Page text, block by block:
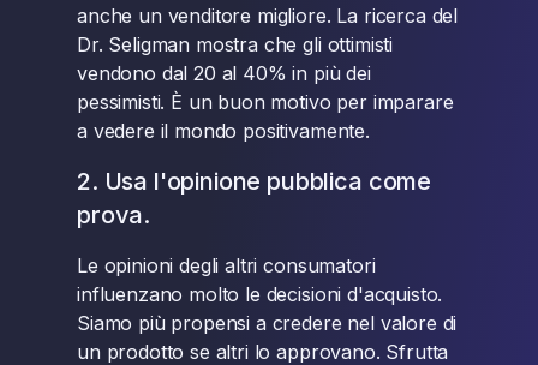
anche un venditore migliore. La ricerca del
Dr. Seligman mostra che gli ottimisti
vendono dal 20 al 40% in più dei
pessimisti. È un buon motivo per imparare
a vedere il mondo positivamente.
2. Usa l'opinione pubblica come
prova.
Le opinioni degli altri consumatori
influenzano molto le decisioni d'acquisto.
Siamo più propensi a credere nel valore di
un prodotto se altri lo approvano. Sfrutta